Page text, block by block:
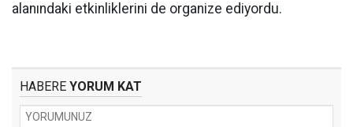
alanındaki etkinliklerini de organize ediyordu.
HABERE YORUM KAT